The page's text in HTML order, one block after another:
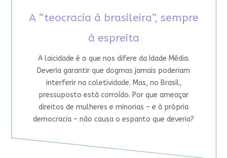
A “teocracia à brasileira”, sempre
à espreita
A laicidade é o que nos difere da Idade Média.
Deveria garantir que dogmas jamais poderiam
interferir na coletividade. Mas, no Brasil,
pressuposto está corroído. Por que ameaçar
direitos de mulheres e minorias – e à própria
democracia – não causa o espanto que deveria?